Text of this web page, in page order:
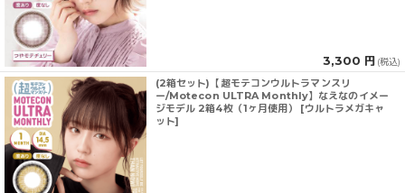
3,300 円 (税込)
(2箱セット)【超モテコンウルトラマンスリ
ー/Motecon ULTRA Monthly】なえなのイメー
ジモデル 2箱4枚（1ヶ月使用） [ウルトラメガキャ
ット]